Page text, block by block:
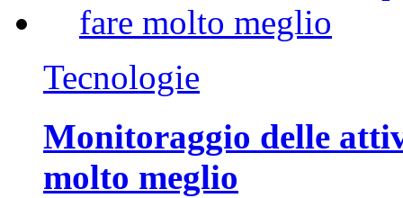
Tecnologie
Monitoraggio delle
molto meglio